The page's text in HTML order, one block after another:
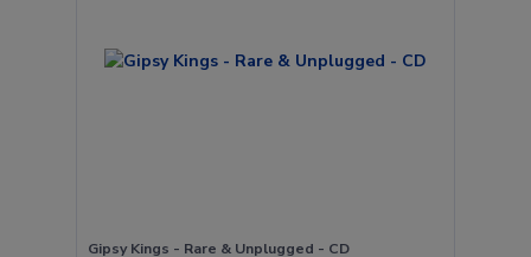
Gipsy Kings - Rare & Unplugged - CD